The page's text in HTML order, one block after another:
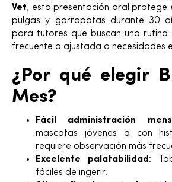
Vet, esta presentación oral protege
pulgas y garrapatas durante 30
para tutores que buscan una rutina
frecuente o ajustada a necesidades
¿Por qué elegir
Mes?
Fácil administración
mascotas jóvenes o con
requiere observación más
Excelente palatabilidad :
fáciles de ingerir.